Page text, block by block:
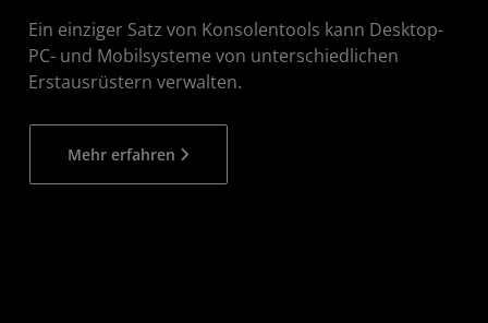
Ein einziger Satz von Konsolentools kann Desktop-
PC- und Mobilsysteme von unterschiedlichen
Erstausrüstern verwalten.
Mehr erfahren